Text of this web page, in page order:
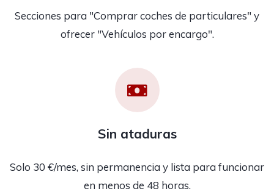
Secciones para "Comprar coches de particulares" y
ofrecer "Vehículos por encargo".
Sin ataduras
Solo 30 €/mes, sin permanencia y lista para funcionar
en menos de 48 horas.